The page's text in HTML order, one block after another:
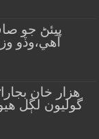
پيئڻ جو
آهي،وڏو
گوليون لڳل